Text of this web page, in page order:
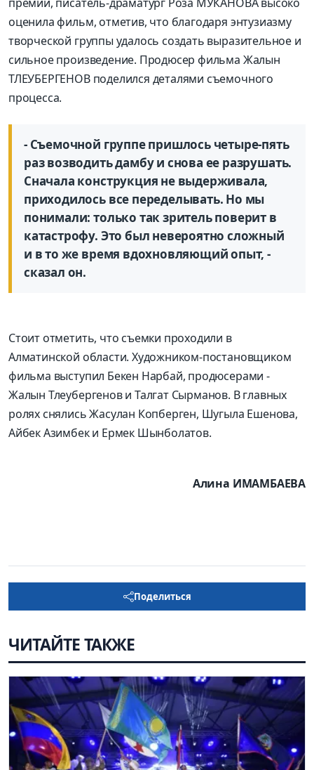
премии, писатель-драматург Роза МУКАНОВА высоко
оценила фильм, отметив, что благодаря энтузиазму
творческой группы удалось создать выразительное и
сильное произведение. Продюсер фильма Жалын
ТЛЕУБЕРГЕНОВ поделился деталями съемочного
процесса.
- Съемочной группе пришлось четыре-пять
раз возводить дамбу и снова ее разрушать.
Сначала конструкция не выдерживала,
приходилось все переделывать. Но мы
понимали: только так зритель поверит в
катастрофу. Это был невероятно сложный
и в то же время вдохновляющий опыт, -
сказал он.
Стоит отметить, что съемки проходили в
Алматинской области. Художником-постановщиком
фильма выступил Бекен Нарбай, продюсерами -
Жалын Тлеубергенов и Талгат Сырманов. В главных
ролях снялись Жасулан Копберген, Шугыла Ешенова,
Айбек Азимбек и Ермек Шынболатов.
Алина ИМАМБАЕВА
Поделиться
ЧИТАЙТЕ ТАКЖЕ